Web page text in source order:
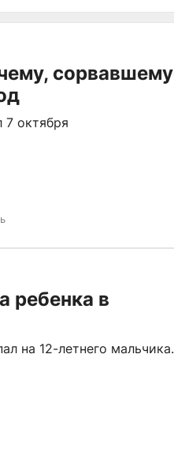
октября
ребенка в
на 12-летнего